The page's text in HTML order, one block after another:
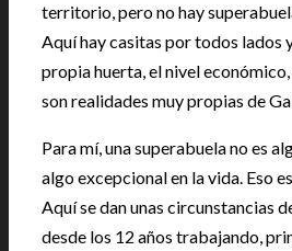
territorio, pero no hay
Aquí hay casitas por todos lados
propia huerta, el nivel
son realidades muy propias de
Para mí, una superabuela no es
algo excepcional en la vida. Eso
Aquí se dan unas circunstancias
desde los 12 años trabajando,